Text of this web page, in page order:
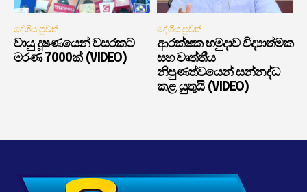
දේශීය පුවත්
වායු දූෂණයෙන් වසරකට
මරණ 7000ක් (VIDEO)
දේශීය පුවත්
ආරක්ෂක හමුදාව විද්‍යාත්මක
සහ වෘත්තීය
නිපුණත්වයෙන් සන්නද්ධ
කළ යුතුයි (VIDEO)